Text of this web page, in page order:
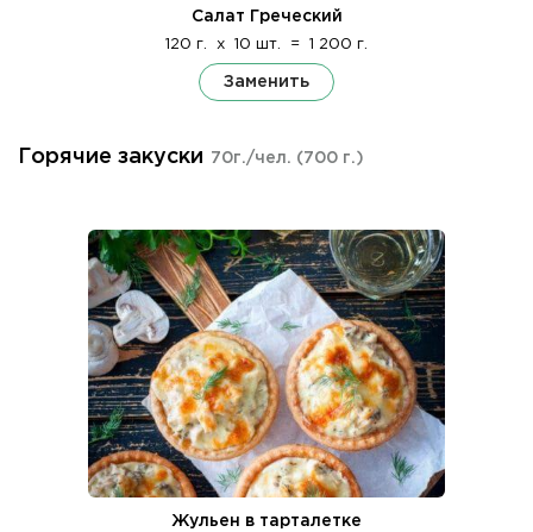
Салат Греческий
120 г. x 10 шт. = 1 200 г.
Заменить
Горячие закуски 70г./чел. (700 г.)
Жульен в тарталетке